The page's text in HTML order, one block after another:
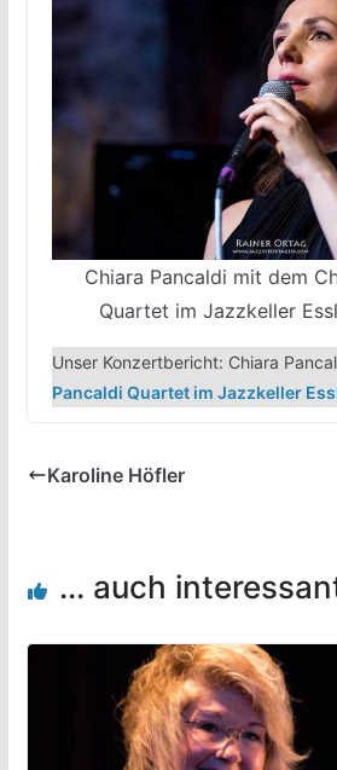
Chiara Pancaldi mit dem
Quartet im Jazzkeller
Unser Konzertbericht: Chiara
Pancaldi Quartet im Jazzkeller
Karoline Höfler
... auch